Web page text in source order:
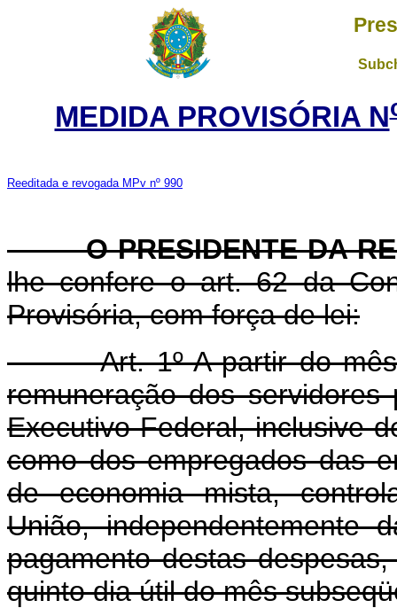
MEDIDA PROVISÓRIA N
Reeditada e revogada MPv nº 990
O PRESIDENTE DA
lhe confere o art. 62 da
Provisória, com força de lei:
Art. 1º A partir do mês
remuneração dos
Executivo Federal, inclusive
como dos empregados das
de economia mista,
União, independentemente
pagamento destas
quinto dia útil do mês